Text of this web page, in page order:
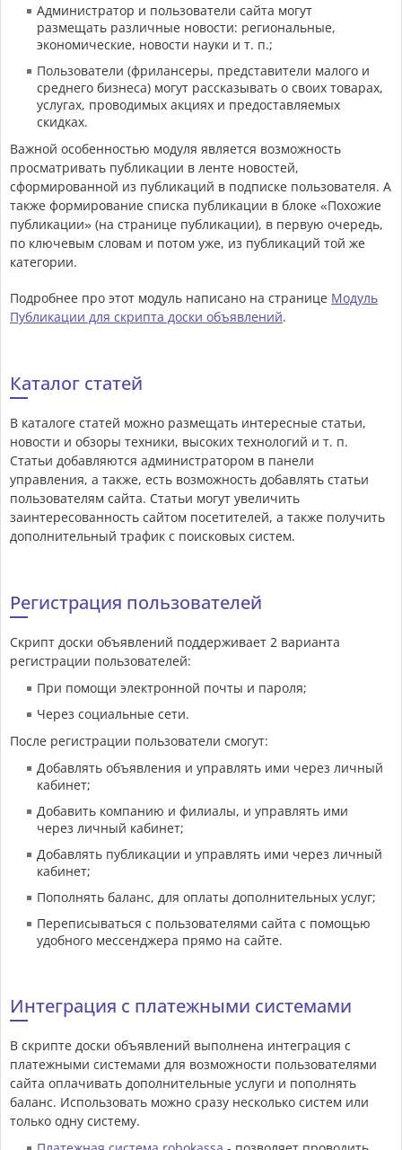
Администратор и пользователи сайта могут
размещать различные новости: региональные,
экономические, новости науки и т. п.;
Пользователи (фрилансеры, представители малого и
среднего бизнеса) могут рассказывать о своих товарах,
услугах, проводимых акциях и предоставляемых
скидках.
Важной особенностью модуля является возможность
просматривать публикации в ленте новостей,
сформированной из публикаций в подписке пользователя. А
также формирование списка публикации в блоке «Похожие
публикации» (на странице публикации), в первую очередь,
по ключевым словам и потом уже, из публикаций той же
категории.
Подробнее про этот модуль написано на странице Модуль
Публикации для скрипта доски объявлений.
Каталог статей
В каталоге статей можно размещать интересные статьи,
новости и обзоры техники, высоких технологий и т. п.
Статьи добавляются администратором в панели
управления, а также, есть возможность добавлять статьи
пользователям сайта. Статьи могут увеличить
заинтересованность сайтом посетителей, а также получить
дополнительный трафик с поисковых систем.
Регистрация пользователей
Скрипт доски объявлений поддерживает 2 варианта
регистрации пользователей:
При помощи электронной почты и пароля;
Через социальные сети.
После регистрации пользователи смогут:
Добавлять объявления и управлять ими через личный
кабинет;
Добавить компанию и филиалы, и управлять ими
через личный кабинет;
Добавлять публикации и управлять ими через личный
кабинет;
Пополнять баланс, для оплаты дополнительных услуг;
Переписываться с пользователями сайта с помощью
удобного мессенджера прямо на сайте.
Интеграция с платежными системами
В скрипте доски объявлений выполнена интеграция с
платежными системами для возможности пользователями
сайта оплачивать дополнительные услуги и пополнять
баланс. Использовать можно сразу несколько систем или
только одну систему.